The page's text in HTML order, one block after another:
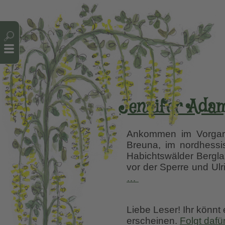
Jennifer
Ankommen im
Breuna, im
Habichtswälder
vor der Sperre und
…
Seelengarten
in
Liebe Leser! Ihr könnt
erscheinen. Folgt
Cookie-Einstellungen